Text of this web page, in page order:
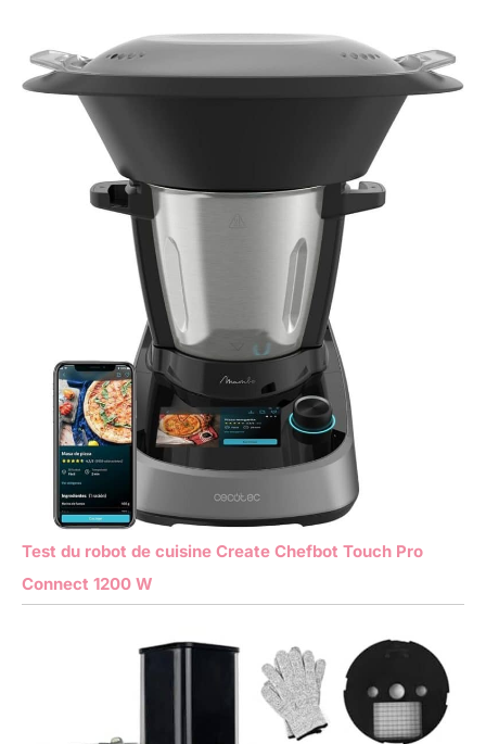
Test du robot de cuisine Create Chefbot Touch Pro
Connect 1200 W